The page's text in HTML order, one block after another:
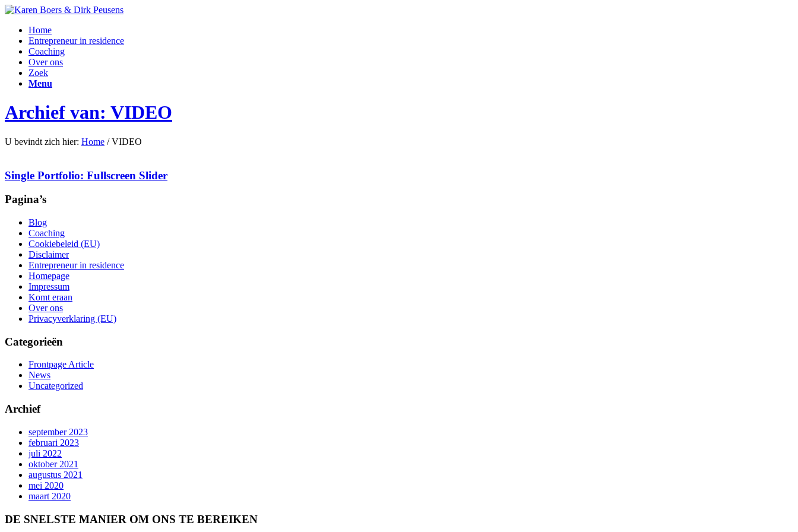
Home
Entrepreneur in residence
Coaching
Over ons
Zoek
Menu
Archief van: VIDEO
U bevindt zich hier: Home / VIDEO
Single Portfolio: Fullscreen Slider
Pagina’s
Blog
Coaching
Cookiebeleid (EU)
Disclaimer
Entrepreneur in residence
Homepage
Impressum
Komt eraan
Over ons
Privacyverklaring (EU)
Categorieën
Frontpage Article
News
Uncategorized
Archief
september 2023
februari 2023
juli 2022
oktober 2021
augustus 2021
mei 2020
maart 2020
DE SNELSTE MANIER OM ONS TE BEREIKEN